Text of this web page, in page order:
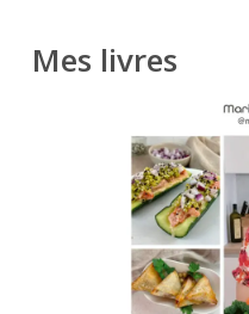
Mes livres